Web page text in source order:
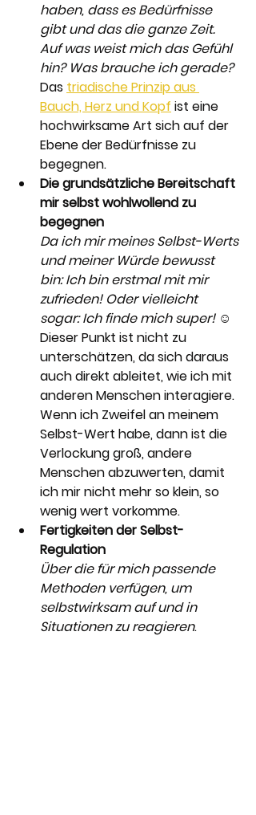
haben, dass es Bedürfnisse
gibt und das die ganze Zeit.
Auf was weist mich das Gefühl
hin? Was brauche ich gerade?
Das triadische Prinzip aus
Bauch, Herz und Kopf ist eine
hochwirksame Art sich auf der
Ebene der Bedürfnisse zu
begegnen.
Die grundsätzliche Bereitschaft
mir selbst wohlwollend zu
begegnen
Da ich mir meines Selbst-Werts
und meiner Würde bewusst
bin: Ich bin erstmal mit mir
zufrieden! Oder vielleicht
sogar: Ich finde mich super! ☺️
Dieser Punkt ist nicht zu
unterschätzen, da sich daraus
auch direkt ableitet, wie ich mit
anderen Menschen interagiere.
Wenn ich Zweifel an meinem
Selbst-Wert habe, dann ist die
Verlockung groß, andere
Menschen abzuwerten, damit
ich mir nicht mehr so klein, so
wenig wert vorkomme.
Fertigkeiten der Selbst-
Regulation
Über die für mich passende
Methoden verfügen, um
selbstwirksam auf und in
Situationen zu reagieren.